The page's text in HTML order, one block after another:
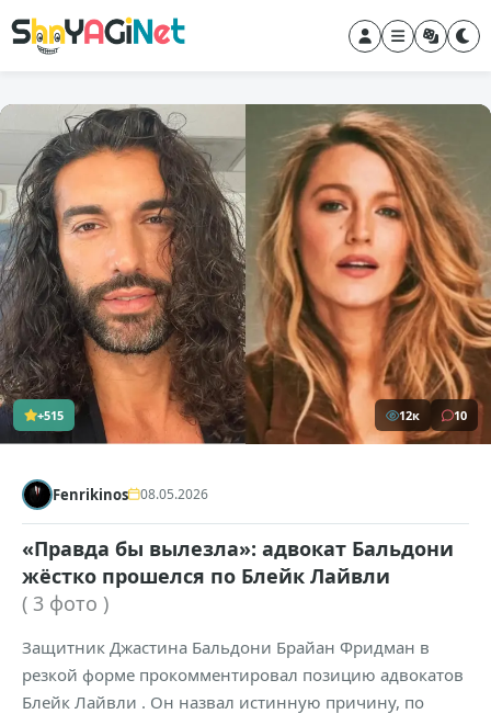
+515 12к 10
Fenrikinos 08.05.2026
«Правда бы вылезла»: адвокат Бальдони
жёстко прошелся по Блейк Лайвли
( 3 фото )
Защитник Джастина Бальдони Брайан Фридман в
резкой форме прокомментировал позицию адвокатов
Блейк Лайвли . Он назвал истинную причину, по